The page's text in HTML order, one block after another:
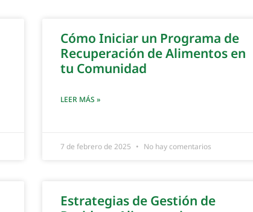
Cómo Iniciar un Programa de
Recuperación de Alimentos en
tu Comunidad
LEER MÁS »
7 de febrero de 2025 No hay comentarios
Estrategias de Gestión de